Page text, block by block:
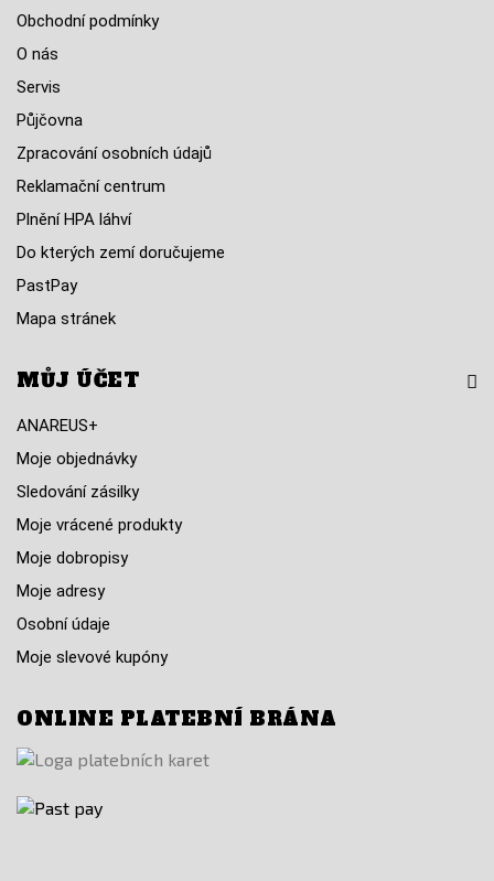
Obchodní podmínky
O nás
Servis
Půjčovna
Zpracování osobních údajů
Reklamační centrum
Plnění HPA láhví
Do kterých zemí doručujeme
PastPay
Mapa stránek
MŮJ ÚČET
ANAREUS+
Moje objednávky
Sledování zásilky
Moje vrácené produkty
Moje dobropisy
Moje adresy
Osobní údaje
Moje slevové kupóny
ONLINE PLATEBNÍ BRÁNA